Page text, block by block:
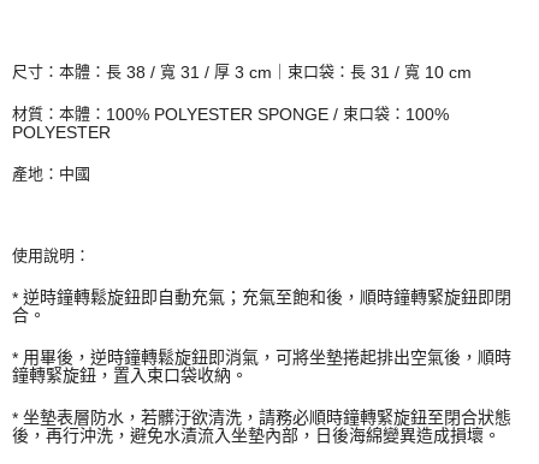
尺寸：本體：長 38 / 寬 31 / 厚 3 cm ｜束口袋：長 31 / 寬 10 cm
材質：本體： 100% POLYESTER SPONGE / 束口袋： 100%
POLYESTER
產地：中國
使用說明：
* 逆時鐘轉鬆旋鈕即自動充氣；充氣至飽和後， 順時鐘轉緊旋鈕即閉
合。
* 用畢後，逆時鐘轉鬆旋鈕即消氣，可將坐墊捲起排出空氣後， 順時
鐘轉緊旋鈕，置入束口袋收納。
* 坐墊表層防水，若髒汙欲清洗， 請務必順時鐘轉緊旋鈕至閉合狀態
後，再行沖洗，避免水漬流入坐墊內部，日後海綿變異造成損壞。